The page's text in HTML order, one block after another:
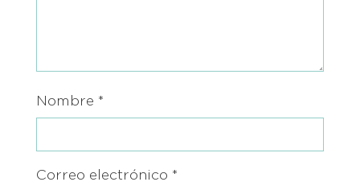
Nombre *
Correo electrónico *